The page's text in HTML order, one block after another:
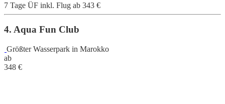
7 Tage ÜF inkl. Flug ab 343 €
4. Aqua Fun Club
Größter Wasserpark in Marokko
ab
348 €